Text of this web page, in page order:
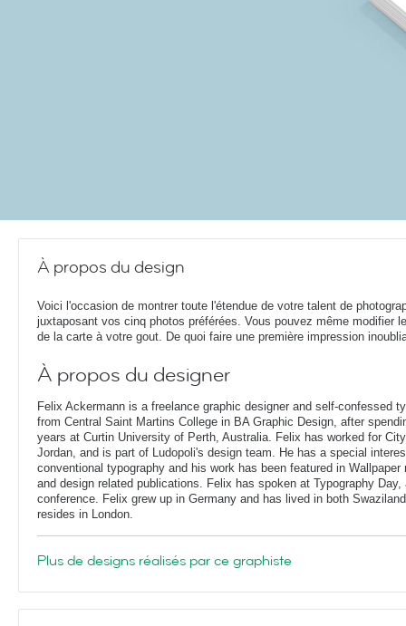
À propos du design
Voici l'occasion de montrer toute l'étendue de votre talent de
juxtaposant vos cinq photos préférées. Vous pouvez même modifier
de la carte à votre gout. De quoi faire une première impression
À propos du designer
Felix Ackermann is a freelance graphic designer and self-confessed
from Central Saint Martins College in BA Graphic Design, after
years at Curtin University of Perth, Australia. Felix has worked for
Jordan, and is part of Ludopoli's design team. He has a special
conventional typography and his work has been featured in
and design related publications. Felix has spoken at Typography
conference. Felix grew up in Germany and has lived in both
resides in London.
Plus de designs réalisés par ce graphiste